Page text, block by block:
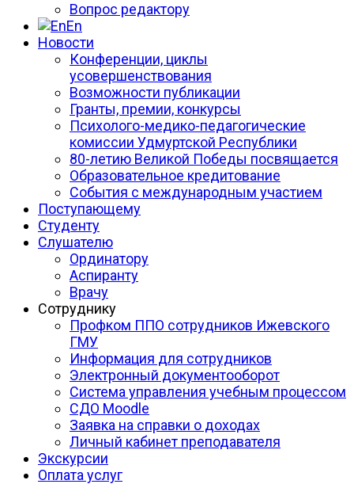
Вопрос редактору
En
Новости
Конференции, циклы
усовершенствования
Возможности публикации
Гранты, премии, конкурсы
Психолого-медико-педагогические
комиссии Удмуртской Республики
80-летию Великой Победы посвящается
Образовательное кредитование
События с международным участием
Поступающему
Студенту
Слушателю
Ординатору
Аспиранту
Врачу
Сотруднику
Профком ППО сотрудников Ижевского
ГМУ
Информация для сотрудников
Электронный документооборот
Система управления учебным процессом
СДО Moodle
Заявка на справки о доходах
Личный кабинет преподавателя
Экскурсии
Оплата услуг